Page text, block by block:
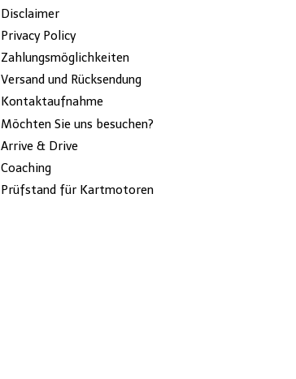
Disclaimer
Privacy Policy
Zahlungsmöglichkeiten
Versand und Rücksendung
Kontaktaufnahme
Möchten Sie uns besuchen?
Arrive & Drive
Coaching
Prüfstand für Kartmotoren